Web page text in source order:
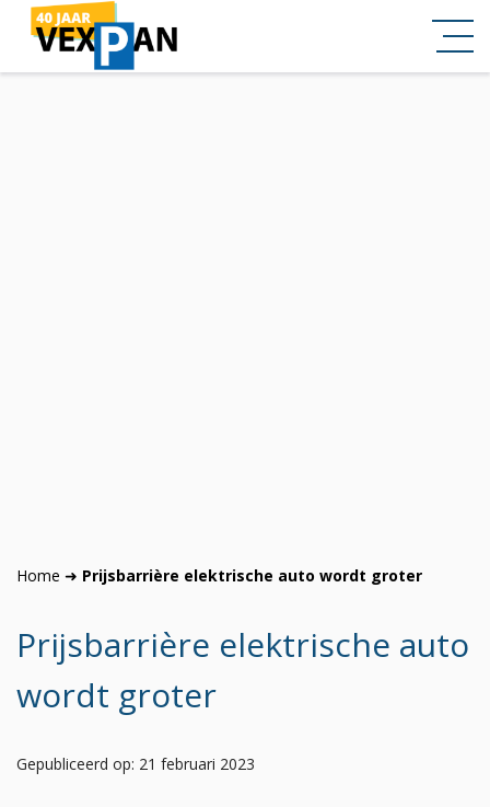
Home ➜ Prijsbarrière elektrische auto wordt groter
Prijsbarrière elektrische auto
wordt groter
Gepubliceerd op: 21 februari 2023